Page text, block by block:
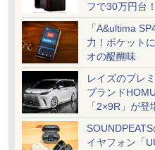
フで30万円台！
「A&ultima
力！ポケット
オの醍醐味
レイズのプレ
ブランド
「2×9R」が登
イヤフォン「